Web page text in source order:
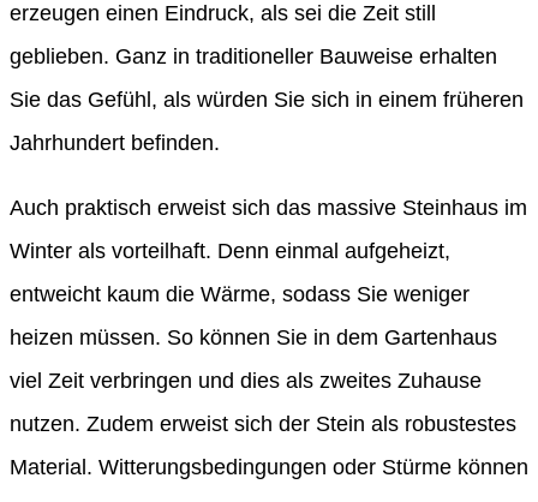
erzeugen einen Eindruck, als sei die Zeit still
geblieben. Ganz in traditioneller Bauweise erhalten
Sie das Gefühl, als würden Sie sich in einem früheren
Jahrhundert befinden.
Auch praktisch erweist sich das massive Steinhaus im
Winter als vorteilhaft. Denn einmal aufgeheizt,
entweicht kaum die Wärme, sodass Sie weniger
heizen müssen. So können Sie in dem Gartenhaus
viel Zeit verbringen und dies als zweites Zuhause
nutzen. Zudem erweist sich der Stein als robustestes
Material. Witterungsbedingungen oder Stürme können